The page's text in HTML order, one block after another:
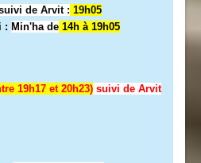
de Arvit : 19h05
: Min'ha de 14h à 19h05
19h17 et 20h23) suivi de Arvit